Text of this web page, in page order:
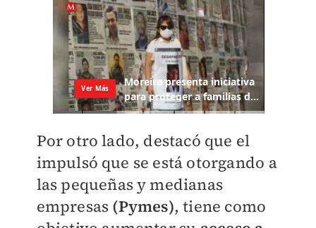
Por otro lado, destacó que el
impulsó que se está otorgando a
las pequeñas y medianas
empresas (Pymes), tiene como